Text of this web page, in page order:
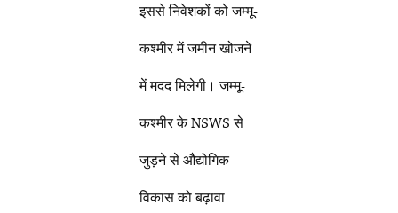
इससे निवेशकों को जम्मू-
कश्मीर में जमीन खोजने
में मदद मिलेगी। जम्मू-
कश्मीर के NSWS से
जुड़ने से औद्योगिक
विकास को बढ़ावा